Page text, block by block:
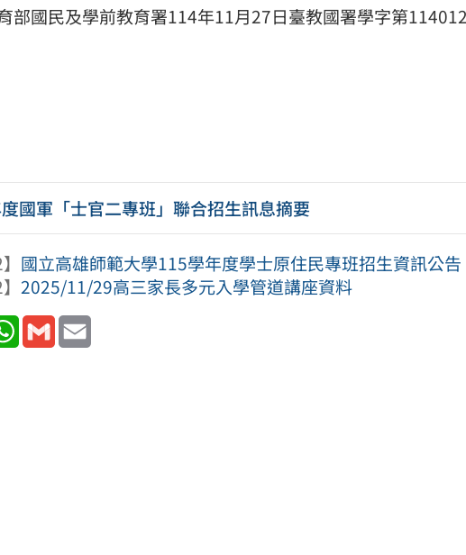
部國民及學前教育署114年11月27日臺教國署學字第
國軍「士官二專班」聯合招生訊息摘要
國立高雄師範大學115學年度學士原住民專班招生資訊公告
】2025/11/29高三家長多元入學管道講座資料
WhatsApp
Gmail